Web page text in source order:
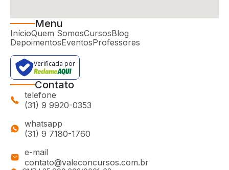
Menu
InícioQuem SomosCursosBlog
DepoimentosEventosProfessores
Verificada por
Contato
telefone
(31) 9 9920-0353
whatsapp
(31) 9 7180-1760
e-mail
contato@valeconcursos.com.br